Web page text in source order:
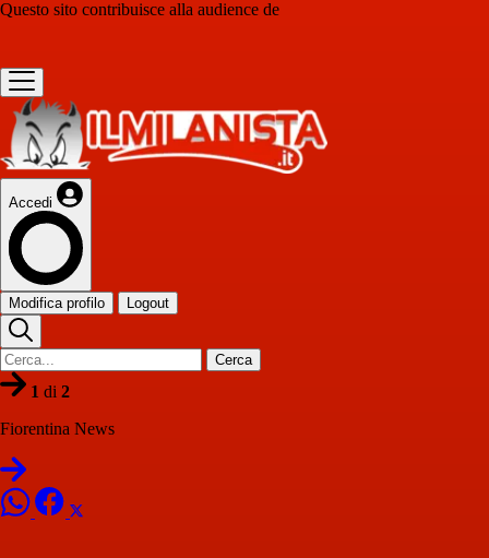
Questo sito contribuisce alla audience de
Accedi
Modifica profilo Logout
Cerca
1 di 2
Fiorentina News